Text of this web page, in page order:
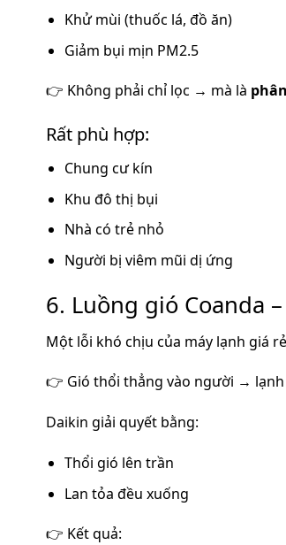
Khử mùi (thuốc lá, đồ ăn)
Giảm bụi mịn PM2.5
👉 Không phải chỉ lọc → mà là
Rất phù hợp:
Chung cư kín
Khu đô thị bụi
Nhà có trẻ nhỏ
Người bị viêm mũi dị ứng
6. Luồng gió Coanda
Một lỗi khó chịu của máy lạnh giá
👉 Gió thổi thẳng vào người →
Daikin giải quyết bằng:
Thổi gió lên trần
Lan tỏa đều xuống
👉 Kết quả: